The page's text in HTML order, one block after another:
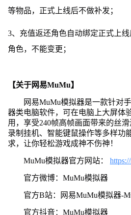
等物品，正式上线后不做补发；
3、充值返还角色自动绑定正式上
角色，不能变更；
【关于网易MuMu】
网易MuMu模拟器是一款针对
器类电脑软件，可在电脑上大屏体
用，享受240帧高帧画面带来的丝
录制挂机、智能键鼠操作等多样功
求，让你轻松游戏成神不伤神！
MuMu模拟器官方网站：
官方微博：MuMu模拟器
官方B站：网易MuMu模拟器-
官方抖音：MuMu模拟器